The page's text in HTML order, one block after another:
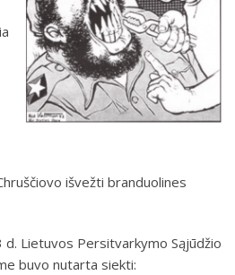
išvežti branduolines
Lietuvos Persitvarkymo Sąjūdžio
buvo nutarta siekti: